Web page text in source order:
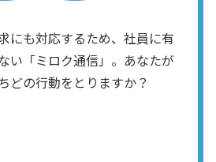
にも対応するため、社員に有
い「ミロク通信」。あなたが
どの行動をとりますか？